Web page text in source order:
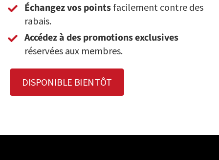
Échangez vos points facilement contre des
rabais.
Accédez à des promotions exclusives
réservées aux membres.
DISPONIBLE BIENTÔT